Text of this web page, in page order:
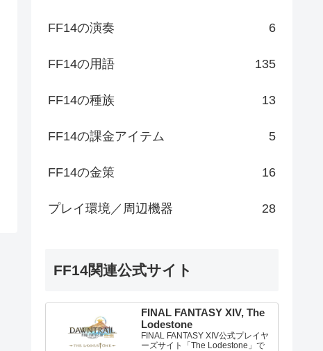
FF14の演奏 6
FF14の用語 135
FF14の種族 13
FF14の課金アイテム 5
FF14の金策 16
プレイ環境／周辺機器 28
FF14関連公式サイト
FINAL FANTASY XIV, The
Lodestone
FINAL FANTASY XIV公式プレイヤ
ーズサイト「The Lodestone」で